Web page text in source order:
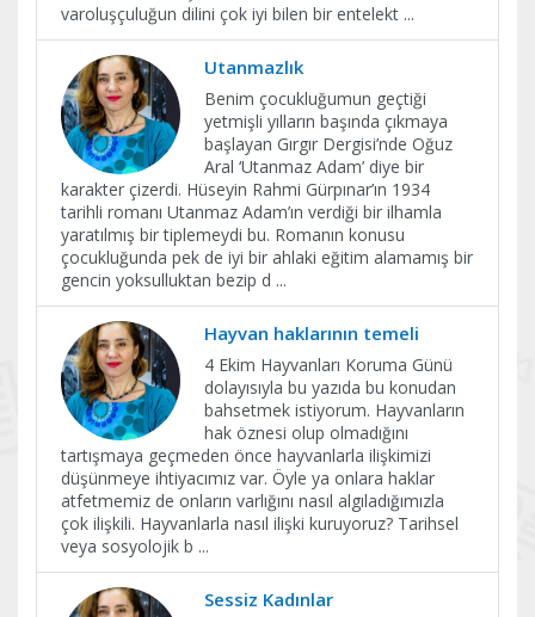
varoluşçuluğun dilini çok iyi bilen bir entelekt ...
Utanmazlık
Benim çocukluğumun geçtiği
yetmişli yılların başında çıkmaya
başlayan Gırgır Dergisi’nde Oğuz
Aral ‘Utanmaz Adam’ diye bir
karakter çizerdi. Hüseyin Rahmi Gürpınar’ın 1934
tarihli romanı Utanmaz Adam’ın verdiği bir ilhamla
yaratılmış bir tiplemeydi bu. Romanın konusu
çocukluğunda pek de iyi bir ahlaki eğitim alamamış bir
gencin yoksulluktan bezip d ...
Hayvan haklarının temeli
4 Ekim Hayvanları Koruma Günü
dolayısıyla bu yazıda bu konudan
bahsetmek istiyorum. Hayvanların
hak öznesi olup olmadığını
tartışmaya geçmeden önce hayvanlarla ilişkimizi
düşünmeye ihtiyacımız var. Öyle ya onlara haklar
atfetmemiz de onların varlığını nasıl algıladığımızla
çok ilişkili. Hayvanlarla nasıl ilişki kuruyoruz? Tarihsel
veya sosyolojik b ...
Sessiz Kadınlar